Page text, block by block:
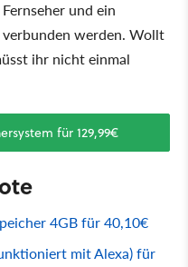
und ein
werden. Wollt
ihr nicht einmal
für 129,99€
4GB für 40,10€
mit Alexa) für